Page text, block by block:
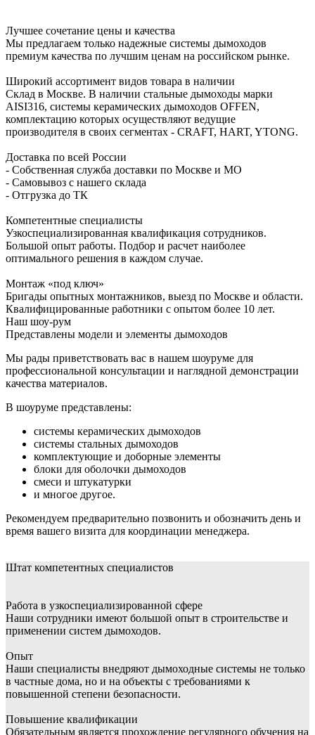
Лучшее сочетание цены и качества
Мы предлагаем только надежные системы дымоходов
премиум качества по лучшим ценам на российском рынке.
Широкий ассортимент видов товара в наличии
Склад в Москве. В наличии стальные дымоходы марки
AISI316, системы керамических дымоходов OFFEN,
комплектацию которых осуществляют ведущие
производителя в своих сегментах - CRAFT, HART, YTONG.
Доставка по всей России
- Собственная служба доставки по Москве и МО
- Самовывоз с нашего склада
- Отгрузка до ТК
Компетентные специалисты
Узкоспециализированная квалификация сотрудников.
Большой опыт работы. Подбор и расчет наиболее
оптимального решения в каждом случае.
Монтаж «под ключ»
Бригады опытных монтажников, выезд по Москве и области.
Квалифицированные работники с опытом более 10 лет.
Наш шоу-рум
Представлены модели и элементы дымоходов
Мы рады приветствовать вас в нашем шоуруме для
профессиональной консультации и наглядной демонстрации
качества материалов.
В шоуруме представлены:
системы керамических дымоходов
системы стальных дымоходов
комплектующие и доборные элементы
блоки для оболочки дымоходов
смеси и штукатурки
и многое другое.
Рекомендуем предварительно позвонить и обозначить день и
время вашего визита для координации менеджера.
Штат компетентных специалистов
Работа в узкоспециализированной сфере
Наши сотрудники имеют большой опыт в строительстве и
применении систем дымоходов.
Опыт
Наши специалисты внедряют дымоходные системы не только
в частные дома, но и на объекты с требованиями к
повышенной степени безопасности.
Повышение квалификации
Обязательным является прохождение регулярного обучения на